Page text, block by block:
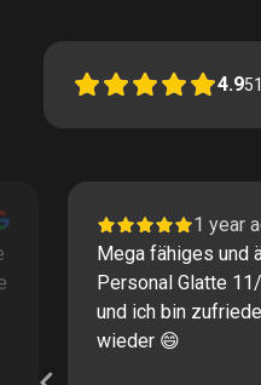
4.9
1 year
Mega fähiges und
Personal Glatte
und ich bin
wieder 😄